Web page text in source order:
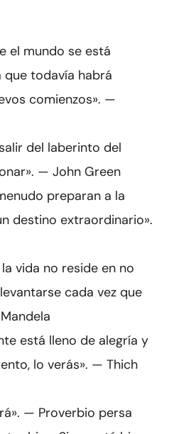
el mundo se está
que todavía habrá
comienzos». —
del laberinto del
— John Green
preparan a la
destino extraordinario».
vida no reside en no
cada vez que
está lleno de alegría y
lo verás». — Thich
— Proverbio persa